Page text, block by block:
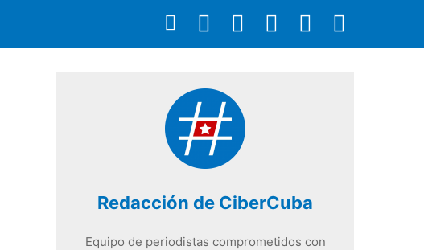
Redacción de CiberCuba
Equipo de periodistas comprometidos con